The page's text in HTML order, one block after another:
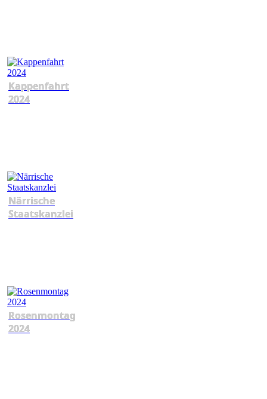
Kappenfahrt
2024
Närrische
Staatskanzlei
Rosenmontag
2024